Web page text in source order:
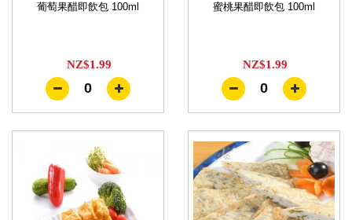
葡萄果醋即飲包 100ml
NZ$1.99
0
蜜桃果醋即飲包 100ml
NZ$1.99
0